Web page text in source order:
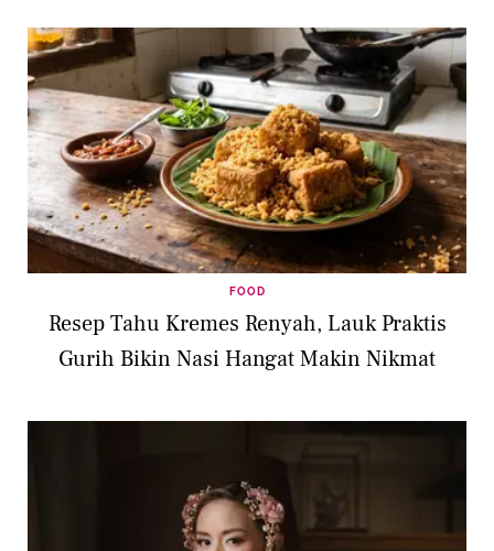
FOOD
Resep Tahu Kremes Renyah, Lauk Praktis
Gurih Bikin Nasi Hangat Makin Nikmat